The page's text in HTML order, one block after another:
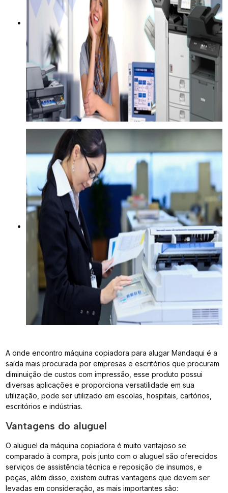
A onde encontro máquina copiadora para alugar Mandaqui é a
saída mais procurada por empresas e escritórios que procuram
diminuição de custos com impressão, esse produto possui
diversas aplicações e proporciona versatilidade em sua
utilização, pode ser utilizado em escolas, hospitais, cartórios,
escritórios e indústrias.
Vantagens do aluguel
O aluguel da máquina copiadora é muito vantajoso se
comparado à compra, pois junto com o aluguel são oferecidos
serviços de assistência técnica e reposição de insumos, e
peças, além disso, existem outras vantagens que devem ser
levadas em consideração, as mais importantes são: